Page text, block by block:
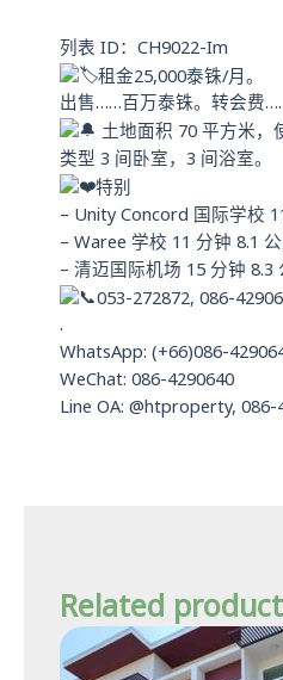
p
p
列表 ID：CH9022-Im
租金25,000泰铢/月。
出售……百万泰铢。转会费
土地面积 70 平方米，
类型 3 间卧室，3 间浴室。
特别
– Unity Concord 国际学校
– Waree 学校 11 分钟 8.1
– 清迈国际机场 15 分钟 8.3
053-272872, 086-
.
WhatsApp: (+66)086-
WeChat: 086-4290640
Line OA: @htproperty, 086-
Related